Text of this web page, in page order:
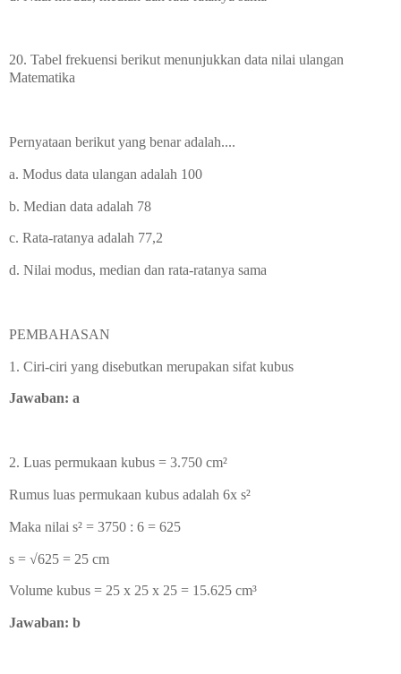
20. Tabel frekuensi berikut menunjukkan data nilai ulangan
Matematika
Pernyataan berikut yang benar adalah....
a. Modus data ulangan adalah 100
b. Median data adalah 78
c. Rata-ratanya adalah 77,2
d. Nilai modus, median dan rata-ratanya sama
PEMBAHASAN
1. Ciri-ciri yang disebutkan merupakan sifat kubus
Jawaban: a
2. Luas permukaan kubus = 3.750 cm²
Rumus luas permukaan kubus adalah 6x s²
Maka nilai s² = 3750 : 6 = 625
s = √625 = 25 cm
Volume kubus = 25 x 25 x 25 = 15.625 cm³
Jawaban: b